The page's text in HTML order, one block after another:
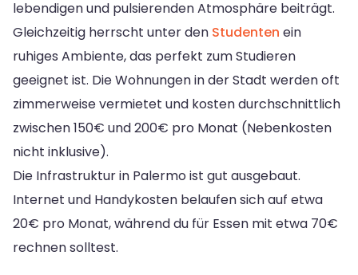
lebendigen und pulsierenden Atmosphäre beiträgt.
Gleichzeitig herrscht unter den Studenten ein
ruhiges Ambiente, das perfekt zum Studieren
geeignet ist. Die Wohnungen in der Stadt werden oft
zimmerweise vermietet und kosten durchschnittlich
zwischen 150€ und 200€ pro Monat (Nebenkosten
nicht inklusive).
Die Infrastruktur in Palermo ist gut ausgebaut.
Internet und Handykosten belaufen sich auf etwa
20€ pro Monat, während du für Essen mit etwa 70€
rechnen solltest.